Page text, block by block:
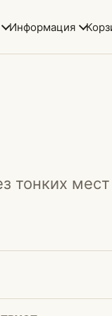
Информация
тонких мест